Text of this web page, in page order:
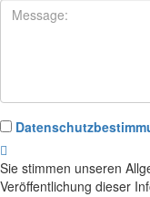
Sie stimmen unseren
Veröffentlichung dieser